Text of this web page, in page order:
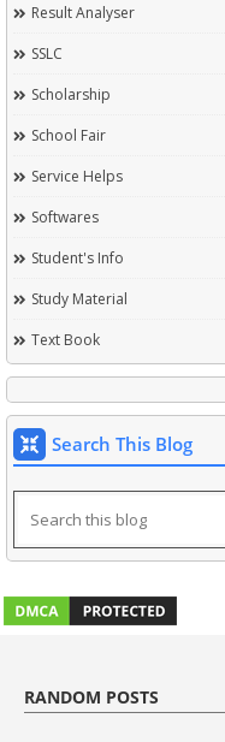
Result Analyser
SSLC
Scholarship
School Fair
Service Helps
Softwares
Student's Info
Study Material
Text Book
Search This Blog
RANDOM POSTS